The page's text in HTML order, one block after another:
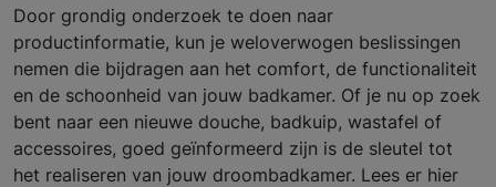
Door grondig onderzoek te doen naar
productinformatie, kun je weloverwogen beslissingen
nemen die bijdragen aan het comfort, de functionaliteit
en de schoonheid van jouw badkamer. Of je nu op zoek
bent naar een nieuwe douche, badkuip, wastafel of
accessoires, goed geïnformeerd zijn is de sleutel tot
het realiseren van jouw droombadkamer. Lees er hier